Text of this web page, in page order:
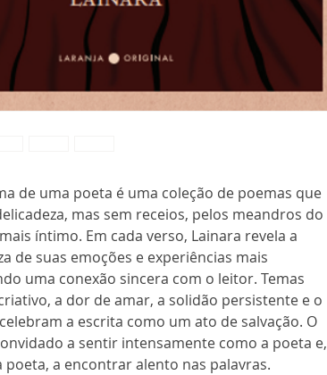
de uma poeta é uma coleção de poemas que
mas sem receios, pelos meandros do
íntimo. Em cada verso, Lainara revela a
de suas emoções e experiências mais
uma conexão sincera com o leitor. Temas
a dor de amar, a solidão persistente e o
a escrita como um ato de salvação. O
a sentir intensamente como a poeta e,
a encontrar alento nas palavras.